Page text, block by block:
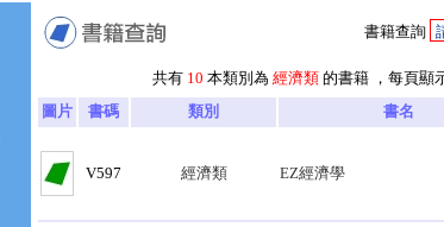
書籍查詢
共有 10 本類別為 經濟類 的書籍 ，每頁顯
圖片
書碼 類別 書名
V597 經濟類 EZ經濟學